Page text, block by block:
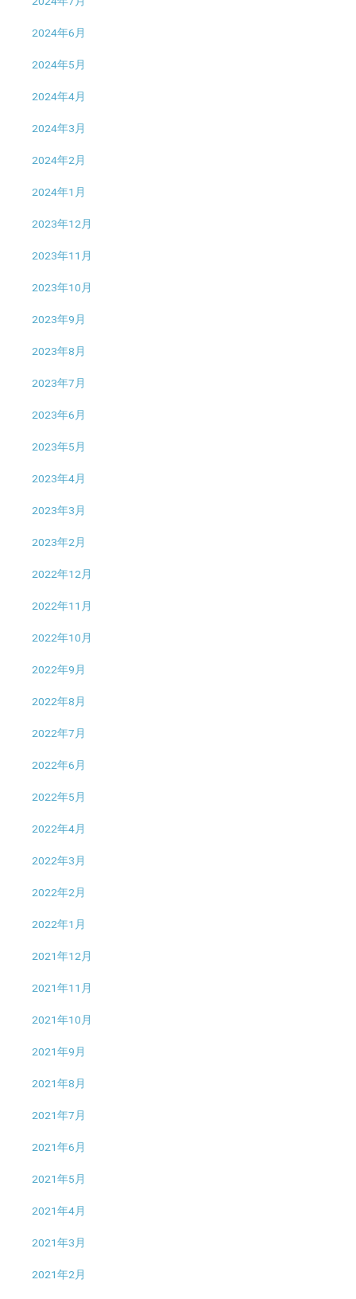
2024年6月
2024年5月
2024年4月
2024年3月
2024年2月
2024年1月
2023年12月
2023年11月
2023年10月
2023年9月
2023年8月
2023年7月
2023年6月
2023年5月
2023年4月
2023年3月
2023年2月
2022年12月
2022年11月
2022年10月
2022年9月
2022年8月
2022年7月
2022年6月
2022年5月
2022年4月
2022年3月
2022年2月
2022年1月
2021年12月
2021年11月
2021年10月
2021年9月
2021年8月
2021年7月
2021年6月
2021年5月
2021年4月
2021年3月
2021年2月